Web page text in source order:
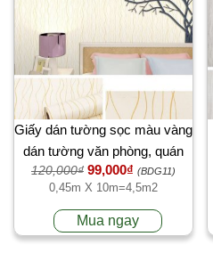
Giấy dán tường sọc màu vàng
dán tường văn phòng, quán
đẹp
120,000₫ 99,000₫ (BDG11)
0,45m X 10m=4,5m2
Mua ngay